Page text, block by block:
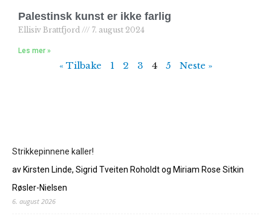
Palestinsk kunst er ikke farlig
Ellisiv Brattfjord 7. august 2024
Les mer »
« Tilbake 1 2 3 4 5 Neste »
Strikkepinnene kaller!
av Kirsten Linde, Sigrid Tveiten Roholdt og Miriam Rose Sitkin
Røsler-Nielsen
6. august 2026